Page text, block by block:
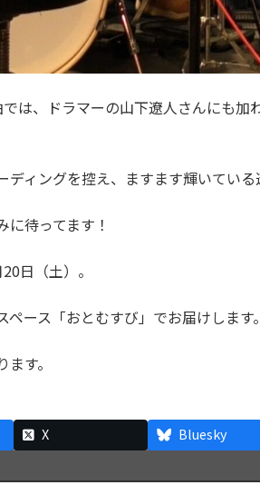
は、ドラマーの山下遼人さんにも加
ディングを控え、ますます輝いている
待ってます！
日（土）。
ース「おとむすび」でお届けします。
す。
X Bluesky